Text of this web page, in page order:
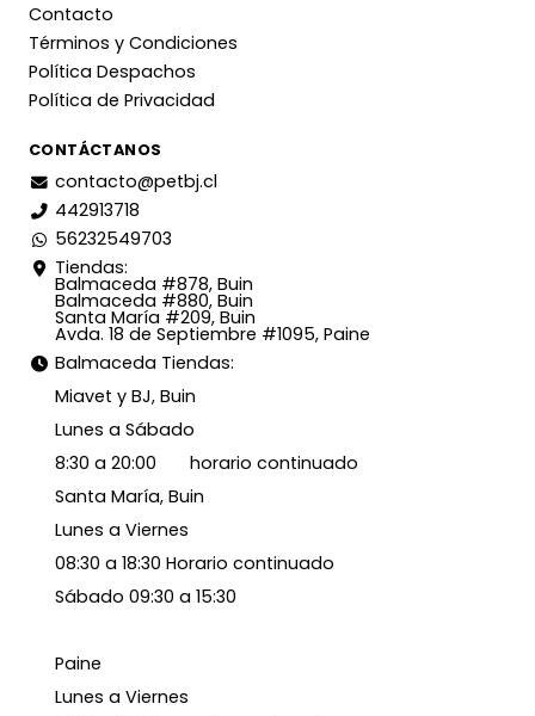
Contacto
Términos y Condiciones
Política Despachos
Política de Privacidad
CONTÁCTANOS
contacto@petbj.cl
442913718
56232549703
Tiendas:
Balmaceda #878, Buin
Balmaceda #880, Buin
Santa María #209, Buin
Avda. 18 de Septiembre #1095, Paine
Balmaceda Tiendas:
Miavet y BJ, Buin
Lunes a Sábado
8:30 a 20:00 horario continuado
Santa María, Buin
Lunes a Viernes
08:30 a 18:30 Horario continuado
Sábado 09:30 a 15:30
Paine
Lunes a Viernes